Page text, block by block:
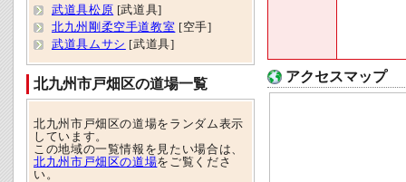
アクセスマップ
武道具松原 [武道具]
北九州剛柔空手道教室 [空手]
武道具ムサシ [武道具]
北九州市戸畑区の道場一覧
北九州市戸畑区の道場をランダム表示
しています。
この地域の一覧情報を見たい場合は、
北九州市戸畑区の道場をご覧くださ
い。